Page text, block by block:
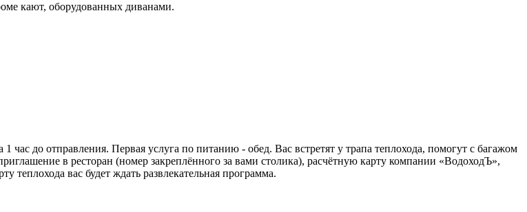
кают, оборудованных диванами.
до отправления. Первая услуга по питанию - обед. Вас встретят у трапа теплохода, помогут с багажом
в ресторан (номер закреплённого за вами столика), расчётную карту компании «ВодоходЪ»,
теплохода вас будет ждать развлекательная программа.